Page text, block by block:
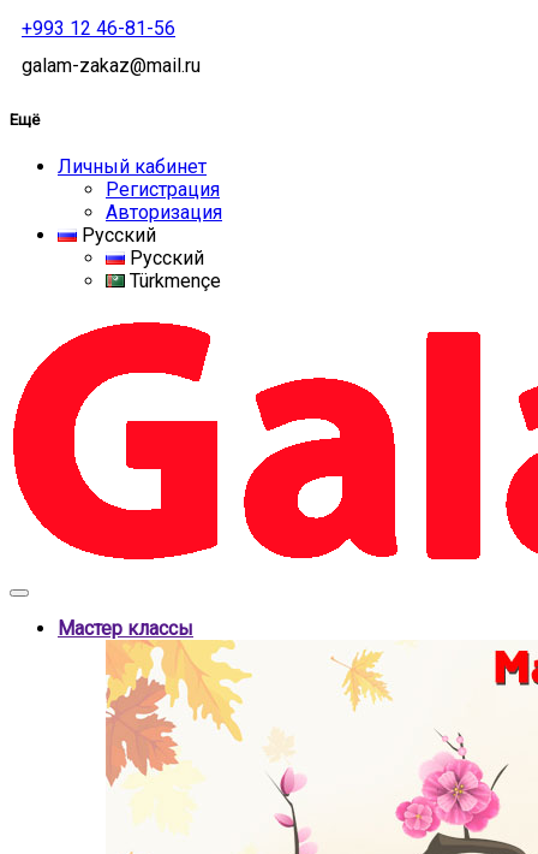
+993 12 46-81-56
galam-zakaz@mail.ru
Ещё
Личный кабинет
Регистрация
Авторизация
Русский
Русский
Türkmençe
Мастер классы